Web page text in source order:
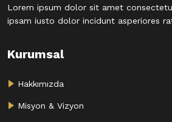
Lorem ipsum dolor sit amet
ipsam iusto dolor incidunt asperiores
Kurumsal
Hakkımızda
Misyon & Vizyon